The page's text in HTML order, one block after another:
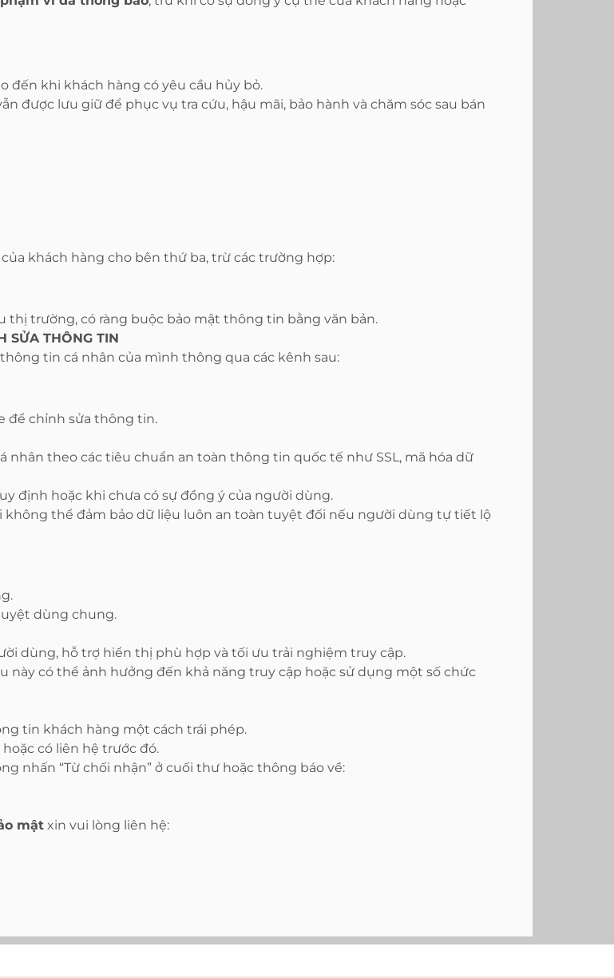
đến khi khách hàng có yêu cầu hủy bỏ.
được lưu giữ để phục vụ tra cứu, hậu mãi, bảo hành và chăm sóc sau bán
của khách hàng cho bên thứ ba, trừ các trường hợp:
trường, có ràng buộc bảo mật thông tin bằng văn bản.
SỬA THÔNG TIN
tin cá nhân của mình thông qua các kênh sau:
để chỉnh sửa thông tin.
theo các tiêu chuẩn an toàn thông tin quốc tế như SSL, mã hóa dữ
định hoặc khi chưa có sự đồng ý của người dùng.
không thể đảm bảo dữ liệu luôn an toàn tuyệt đối nếu người dùng tự tiết lộ
dùng chung.
dùng, hỗ trợ hiển thị phù hợp và tối ưu trải nghiệm truy cập.
này có thể ảnh hưởng đến khả năng truy cập hoặc sử dụng một số chức
tin khách hàng một cách trái phép.
có liên hệ trước đó.
nhấn “Từ chối nhận” ở cuối thư hoặc thông báo về:
mật xin vui lòng liên hệ: